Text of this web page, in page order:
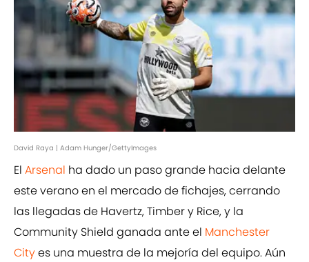
David Raya | Adam Hunger/GettyImages
El Arsenal ha dado un paso grande hacia delante
este verano en el mercado de fichajes, cerrando
las llegadas de Havertz, Timber y Rice, y la
Community Shield ganada ante el Manchester
Cityes una muestra de la mejoría del equipo. Aún